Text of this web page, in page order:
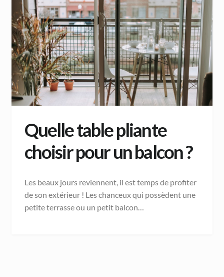
Quelle table pliante
choisir pour un balcon ?
Les beaux jours reviennent, il est temps de profiter
de son extérieur ! Les chanceux qui possèdent une
petite terrasse ou un petit balcon…